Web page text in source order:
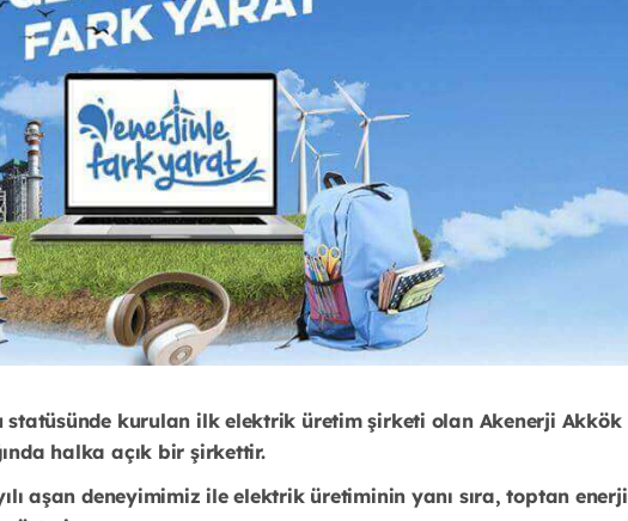
statüsünde kurulan ilk elektrik üretim şirketi olan Akenerji Akkök
halka açık bir şirkettir.
aşan deneyimimiz ile elektrik üretiminin yanı sıra, toptan enerji